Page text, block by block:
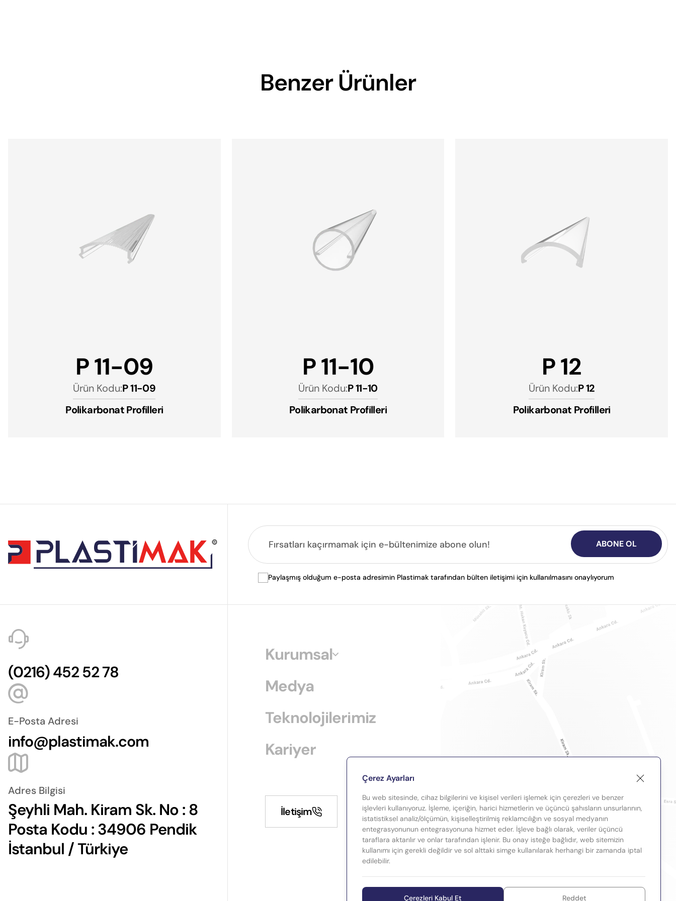
Benzer Ürünler
P 11-09
Ürün Kodu:P 11-09
Polikarbonat Profilleri
P 11-10
Ürün Kodu:P 11-10
Polikarbonat Profilleri
P 12
Ürün Kodu:P 12
Polikarbonat Profilleri
ABONE OL
Paylaşmış olduğum e-posta adresimin Plastimak tarafından bülten iletişimi için kullanılmasını onaylıyorum
(0216) 452 52 78
E-Posta Adresi
info@plastimak.com
Adres Bilgisi
Şeyhli Mah. Kiram Sk. No : 8
Posta Kodu : 34906 Pendik
İstanbul / Türkiye
Kurumsal
Medya
Teknolojilerimiz
Kariyer
İletişim
Çerez Ayarları
Bu web sitesinde, cihaz bilgilerini ve kişisel verileri işlemek için çerezleri ve benzer
işlevleri kullanıyoruz. İşleme, içeriğin, harici hizmetlerin ve üçüncü şahısların unsurlarının,
istatistiksel analiz/ölçümün, kişiselleştirilmiş reklamcılığın ve sosyal medyanın
entegrasyonunun entegrasyonuna hizmet eder. İşleve bağlı olarak, veriler üçüncü
taraflara aktarılır ve onlar tarafından işlenir. Bu onay isteğe bağlıdır, web sitemizin
kullanımı için gerekli değildir ve sol alttaki simge kullanılarak herhangi bir zamanda iptal
edilebilir.
Çerezleri Kabul Et Reddet